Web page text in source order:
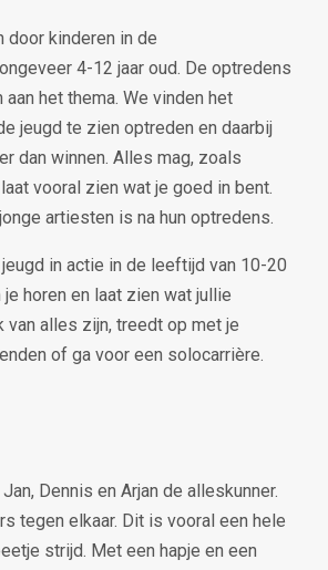
door kinderen in de
4-12 jaar oud. De optredens
het thema. We vinden het
jeugd te zien optreden en daarbij
dan winnen. Alles mag, zoals
vooral zien wat je goed in bent.
artiesten is na hun optredens.
in actie in de leeftijd van 10-20
horen en laat zien wat jullie
van alles zijn, treedt op met je
of ga voor een solocarrière.
Dennis en Arjan de alleskunner.
tegen elkaar. Dit is vooral een hele
strijd. Met een hapje en een